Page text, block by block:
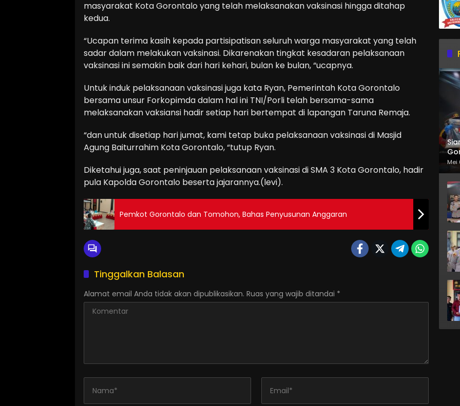
masyarakat Kota Gorontalo yang telah melaksanakan vaksinasi hingga ditahap
kedua.
“Ucapan terima kasih kepada partisipatisan seluruh warga masyarakat yang telah
sadar dalam melakukan vaksinasi. Dikarenakan tingkat kesadaran pelaksanaan
vaksinasi ini semakin baik dari hari kehari, bulan ke bulan, “ucapnya.
Untuk induk pelaksanaan vaksinasi juga kata Ryan, Pemerintah Kota Gorontalo
bersama unsur Forkopimda dalam hal ini TNI/Porli telah bersama-sama
melaksanakan vaksiansi hadir setiap hari bertempat di lapangan Taruna Remaja.
“dan untuk disetiap hari jumat, kami tetap buka pelaksanaan vaksinasi di Masjid
Agung Baiturrahim Kota Gorontalo, “tutup Ryan.
Diketahui juga, saat peninjauan pelaksanaan vaksinasi di SMA 3 Kota Gorontalo, hadir
pula Kapolda Gorontalo beserta jajarannya.(levi).
Pemkot Gorontalo dan Tomohon, Bahas Penyusunan Anggaran
Tinggalkan Balasan
Alamat email Anda tidak akan dipublikasikan. Ruas yang wajib ditandai *
Mei